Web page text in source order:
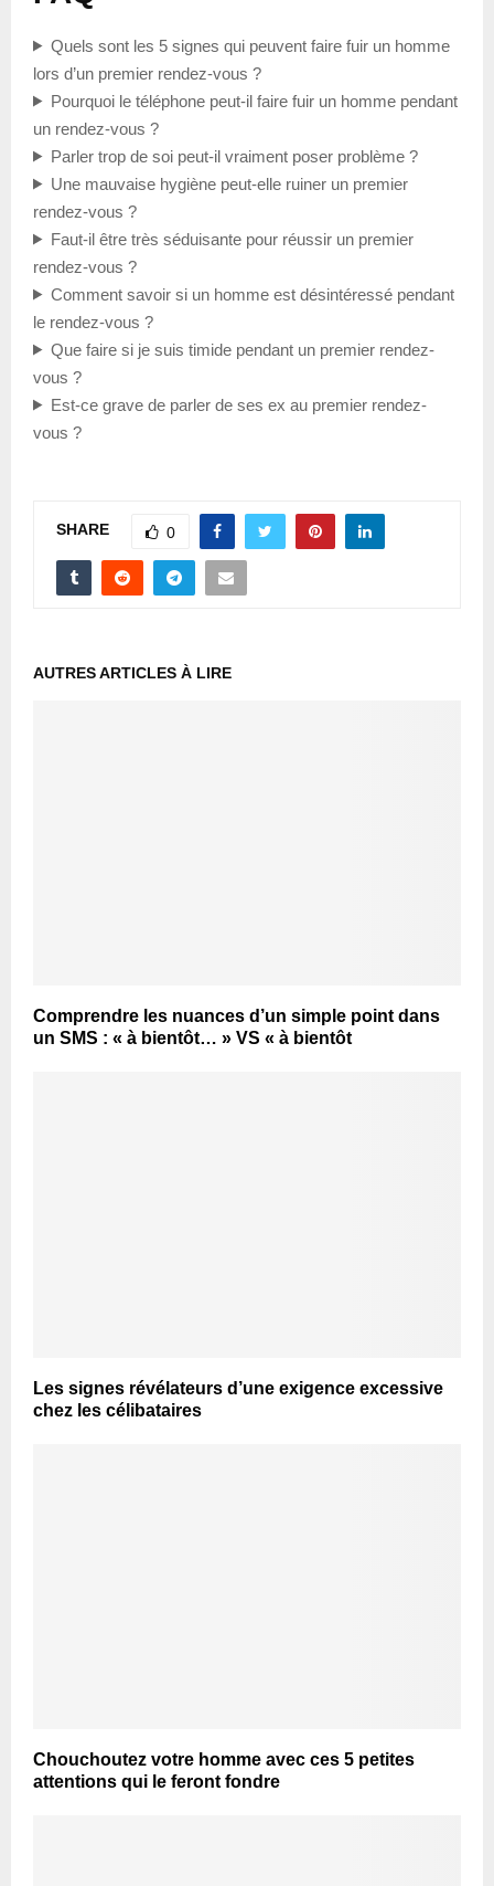
Quels sont les 5 signes qui peuvent faire fuir un homme
lors d’un premier rendez-vous ?
Pourquoi le téléphone peut-il faire fuir un homme pendant
un rendez-vous ?
Parler trop de soi peut-il vraiment poser problème ?
Une mauvaise hygiène peut-elle ruiner un premier
rendez-vous ?
Faut-il être très séduisante pour réussir un premier
rendez-vous ?
Comment savoir si un homme est désintéressé pendant
le rendez-vous ?
Que faire si je suis timide pendant un premier rendez-
vous ?
Est-ce grave de parler de ses ex au premier rendez-
vous ?
SHARE 0
AUTRES ARTICLES À LIRE
Comprendre les nuances d’un simple point dans
un SMS : « à bientôt… » VS « à bientôt
Les signes révélateurs d’une exigence excessive
chez les célibataires
Chouchoutez votre homme avec ces 5 petites
attentions qui le feront fondre